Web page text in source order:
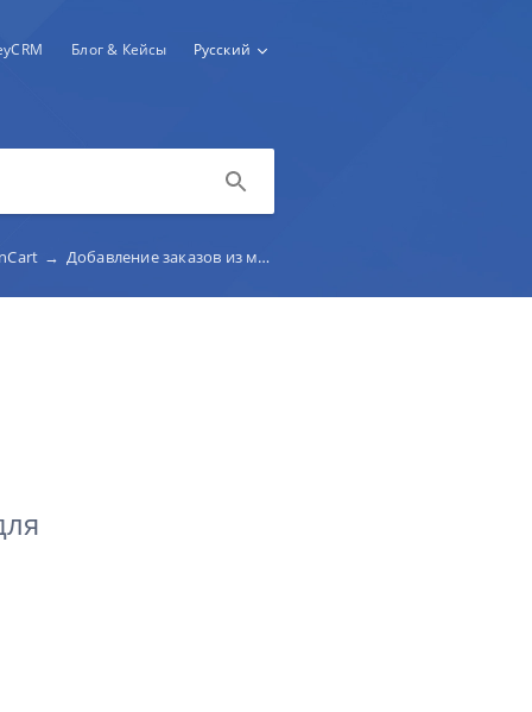
Блог & Кейсы Русский
→ Добавление заказов из магазина на Opencart